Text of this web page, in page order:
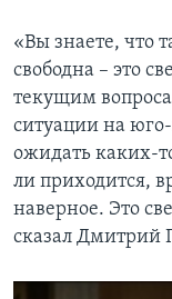
«Вы знаете, что
свободна – это
текущим
ситуации на
ожидать каких-
ли приходится,
наверное. Это
сказал Дмитрий